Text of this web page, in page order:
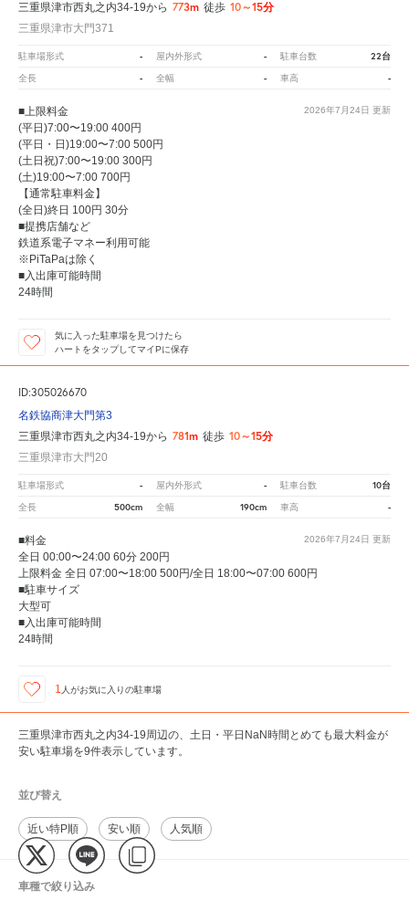
三重県津市西丸之内34-19から 773m 徒歩 10～15分
三重県津市大門371
駐車場形式 - 屋内外形式 - 駐車台数 22台
全長 - 全幅 - 車高 -
2026年7月24日 更新
■上限料金
(平日)7:00〜19:00 400円
(平日・日)19:00〜7:00 500円
(土日祝)7:00〜19:00 300円
(土)19:00〜7:00 700円
【通常駐車料金】
(全日)終日 100円 30分
■提携店舗など
鉄道系電子マネー利用可能
※PiTaPaは除く
■入出庫可能時間
24時間
気に入った駐車場を見つけたら
ハートをタップしてマイPに保存
ID:305026670
名鉄協商津大門第3
三重県津市西丸之内34-19から 781m 徒歩 10～15分
三重県津市大門20
駐車場形式 - 屋内外形式 - 駐車台数 10台
全長 500cm 全幅 190cm 車高 -
2026年7月24日 更新
■料金
全日 00:00〜24:00 60分 200円
上限料金 全日 07:00〜18:00 500円/全日 18:00〜07:00 600円
■駐車サイズ
大型可
■入出庫可能時間
24時間
1 人がお気に入りの駐車場
三重県津市西丸之内34-19周辺の、土日・平日NaN時間とめても最大料金が
安い駐車場を9件表示しています。
並び替え
近い特P順 安い順 人気順
車種で絞り込み